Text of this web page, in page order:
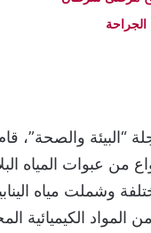
الجراحة
والصحة”،
من عبوات المياه
مياه الينابيع
الكيميائية